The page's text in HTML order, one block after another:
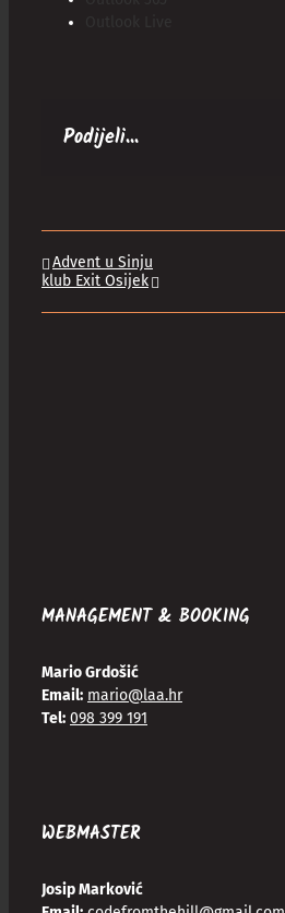
Podijeli...
Advent u Sinju
klub Exit Osijek
MANAGEMENT & BOOKING
Mario Grdošić
Email: mario@laa.hr
Tel: 098 399 191
WEBMASTER
Josip Marković